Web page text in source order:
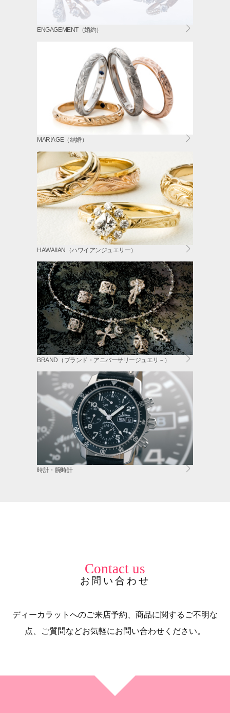
ENGAGEMENT（婚約）
MARIAGE（結婚）
HAWAIIAN（ハワイアンジュエリー）
BRAND（ブランド・アニバーサリージュエリ－）
時計・腕時計
Contact us
お問い合わせ
ディーカラットへのご来店予約、商品に関するご不明な
点、ご質問などお気軽にお問い合わせください。